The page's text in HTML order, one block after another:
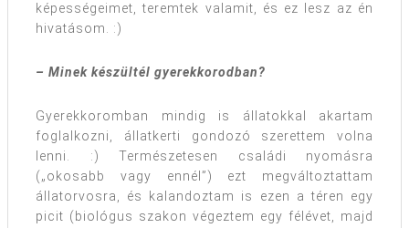
képességeimet, teremtek valamit, és ez lesz az én
hivatásom. :)
– Minek készültél gyerekkorodban?
Gyerekkoromban mindig is állatokkal akartam
foglalkozni, állatkerti gondozó szerettem volna
lenni. :) Természetesen családi nyomásra
(„okosabb vagy ennél”) ezt megváltoztattam
állatorvosra, és kalandoztam is ezen a téren egy
picit (biológus szakon végeztem egy félévet, majd